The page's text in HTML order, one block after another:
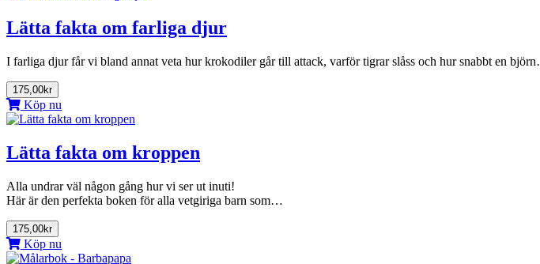
Lätta fakta om farliga djur
I farliga djur får vi bland annat veta hur krokodiler går till attack, varför tigrar slåss och hur snabbt en
175,00kr
Köp nu
Lätta fakta om kroppen
Alla undrar väl någon gång hur vi ser ut inuti!
Här är den perfekta boken för alla vetgiriga barn som…
175,00kr
Köp nu